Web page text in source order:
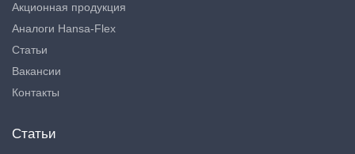
Акционная продукция
Аналоги Hansa-Flex
Статьи
Вакансии
Контакты
Статьи